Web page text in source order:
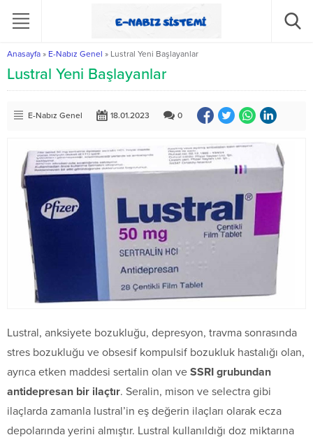
Anasayfa » E-Nabız Genel » Lustral Yeni Başlayanlar
Lustral Yeni Başlayanlar
E-Nabız Genel 18.01.2023 0
Lustral, anksiyete bozukluğu, depresyon, travma sonrasında
stres bozukluğu ve obsesif kompulsif bozukluk hastalığı olan,
ayrıca etken maddesi sertalin olan ve SSRI grubundan
antidepresan bir ilaçtır. Seralin, mison ve selectra gibi
ilaçlarda zamanla lustral’in eş değerin ilaçları olarak ecza
depolarında yerini almıştır. Lustral kullanıldığı doz miktarına